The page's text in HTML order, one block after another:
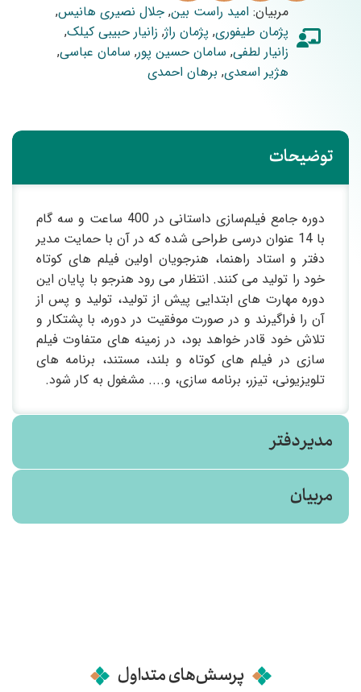
مربیان: امید راست بین, جلال نصیری هانیس,
پژمان طیفوری, پژمان راژ, زانیار حبیبی کیلک,
زانیار لطفی, سامان حسین پور, سامان عباسی,
هژیر اسعدی, برهان احمدی
توضیحات
دوره جامع فیلم‌سازی داستانی در 400 ساعت و سه گام
با 14 عنوان درسی طراحی شده که در آن با حمایت مدیر
دفتر و استاد راهنما، هنرجویان اولین فیلم های کوتاه
خود را تولید می کنند. انتظار می رود هنرجو با پایان این
دوره مهارت های ابتدایی پیش از تولید، تولید و پس از
آن را فراگیرند و در صورت موفقیت در دوره، با پشتکار و
تلاش خود قادر خواهد بود، در زمینه های متفاوت فیلم
سازی در فیلم های کوتاه و بلند، مستند، برنامه های
تلویزیونی، تیزر، برنامه سازی، و.... مشغول به کار شود.
مدیر دفتر
متولد سال ۱۳۶۰
مربیان
پرسش‌های متداول